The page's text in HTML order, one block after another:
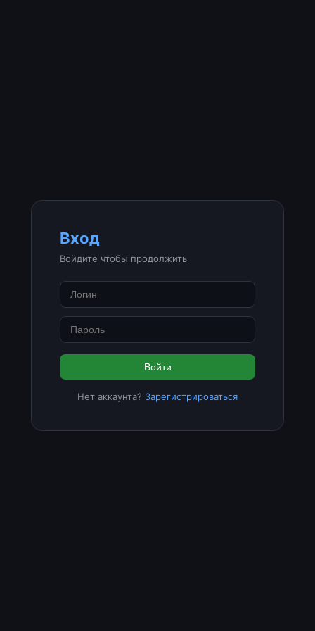
Вход
Войдите чтобы продолжить
Войти
Нет аккаунта? Зарегистрироваться